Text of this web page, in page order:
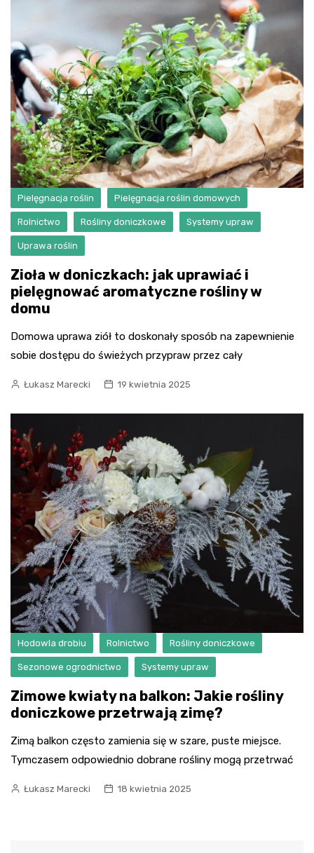
Pielęgnacja roślin Pielęgnacja roślin domowych
Rolnictwo Rośliny doniczkowe Systemy upraw
Uprawa roślin
Zioła w doniczkach: jak uprawiać i
pielęgnować aromatyczne rośliny w
domu
Domowa uprawa ziół to doskonały sposób na zapewnienie
sobie dostępu do świeżych przypraw przez cały
Łukasz Marecki 19 kwietnia 2025
Hodowla drobiu Rolnictwo Rośliny doniczkowe
Sezonowe ogrodnictwo Systemy upraw
Zimowe kwiaty na balkon: Jakie rośliny
doniczkowe przetrwają zimę?
Zimą balkon często zamienia się w szare, puste miejsce.
Tymczasem odpowiednio dobrane rośliny mogą przetrwać
Łukasz Marecki 18 kwietnia 2025